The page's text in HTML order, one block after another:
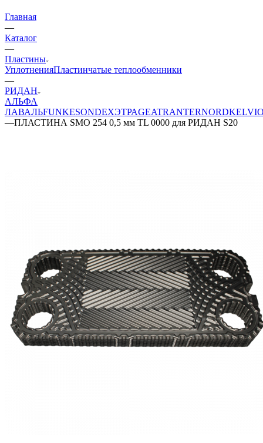
Главная
—
Каталог
—
Пластины
УплотненияПластинчатые теплообменники
—
РИДАН
АЛЬФА
ЛАВАЛЬFUNKESONDEXЭТРАGEATRANTERNORD
—ПЛАСТИНА SMO 254 0,5 мм TL 0000 для РИДАН S20